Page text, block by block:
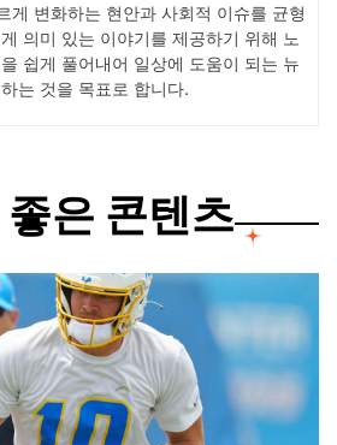
게 변화하는 현안과 사회적 이슈를 균형
의미 있는 이야기를 제공하기 위해 노
쉽게 풀어내어 일상에 도움이 되는 뉴
는 것을 목표로 합니다.
은 콘텐츠